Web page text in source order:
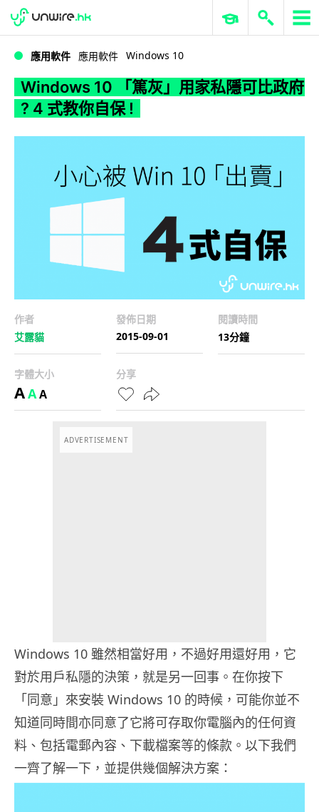
WWDC 2026 ERP 與商業 AI
應用軟件 應用軟件 Windows 10
Windows 10 「篤灰」用家私隱可比政府
? 4 式教你自保 !
作者
艾露貓
發佈日期
2015-09-01
閱讀時間
13分鐘
字體大小
AAA
分享
ADVERTISEMENT
Windows 10 雖然相當好用，不過好用還好用，它
對於用戶私隱的決策，就是另一回事。在你按下
「同意」來安裝 Windows 10 的時候，可能你並不
知道同時間亦同意了它將可存取你電腦內的任何資
料、包括電郵內容、下載檔案等的條款。以下我們
一齊了解一下，並提供幾個解決方案：